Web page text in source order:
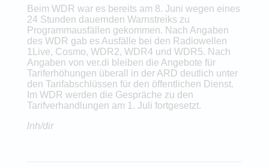
Beim WDR war es bereits am 8. Juni wegen eines
24 Stunden dauernden Warnstreiks zu
Programmausfällen gekommen. Nach Angaben
des WDR gab es Ausfälle bei den Radiowellen
1Live, Cosmo, WDR2, WDR4 und WDR5. Nach
Angaben von ver.di bleiben die Angebote für
Tariferhöhungen überall in der ARD deutlich unter
den Tarifabschlüssen für den öffentlichen Dienst.
Im WDR werden die Gespräche zu den
Tarifverhandlungen am 1. Juli fortgesetzt.
lnh/dir